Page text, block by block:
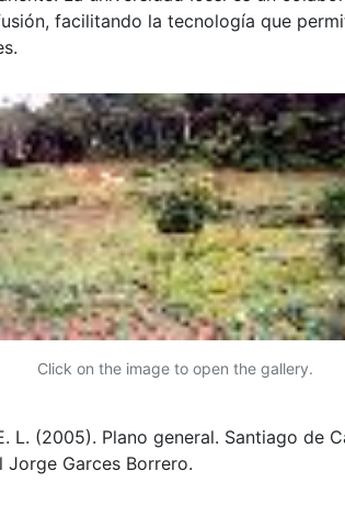
facilitando la tecnología que
Click on the image to open the gallery.
L. (2005). Plano general. Santiago de
Jorge Garces Borrero.